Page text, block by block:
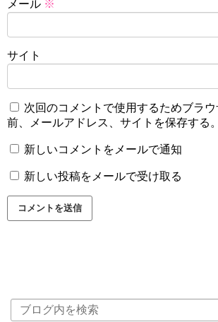
メール ※
サイト
次回のコメントで使用するためブラ
前、メールアドレス、サイトを保存する。
新しいコメントをメールで通知
新しい投稿をメールで受け取る